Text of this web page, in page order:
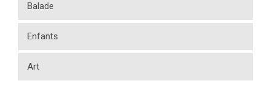
Balade
Enfants
Art